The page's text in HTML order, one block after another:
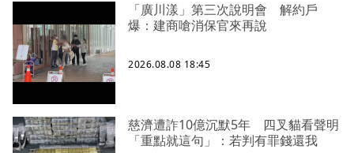
「廣川漾」第三次說明會 解約戶
爆：建商嗆消保官來再說
2026.08.08 18:45
慈濟遭詐10億沉默5年 四叉貓看聲明
「重點就這句」：若判有罪錢還我